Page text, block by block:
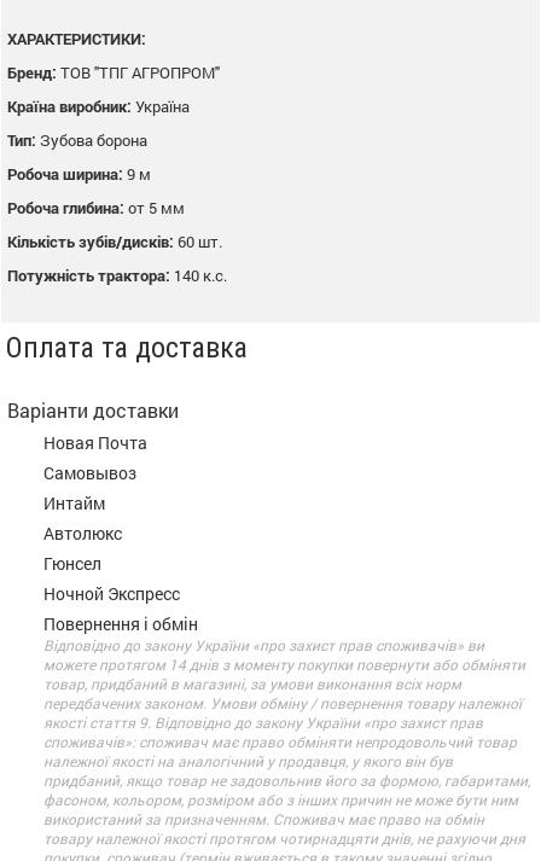
ХАРАКТЕРИСТИКИ:
Бренд: ТОВ "ТПГ АГРОПРОМ"
Країна виробник: Україна
Тип: Зубова борона
Робоча ширина: 9 м
Робоча глибина: от 5 мм
Кількість зубів/дисків: 60 шт.
Потужність трактора: 140 к.с.
Оплата та доставка
Варіанти доставки
Новая Почта
Самовывоз
Интайм
Автолюкс
Гюнсел
Ночной Экспресс
Повернення і обмін
Відповідно до закону України «про захист прав споживачів» ви
можете протягом 14 днів з моменту покупки повернути або обміняти
товар, придбаний в магазині, за умови виконання всіх норм
передбачених законом. Умови обміну / повернення товару належної
якості стаття 9. Відповідно до закону України «про захист прав
споживачів»: споживач має право обміняти непродовольчий товар
належної якості на аналогічний у продавця, у якого він був
придбаний, якщо товар не задовольнив його за формою, габаритами,
фасоном, кольором, розміром або з інших причин не може бути ним
використаний за призначенням. Споживач має право на обмін
товару належної якості протягом чотирнадцяти днів, не рахуючи дня
покупки. споживач (термін вживається в такому значенні згідно